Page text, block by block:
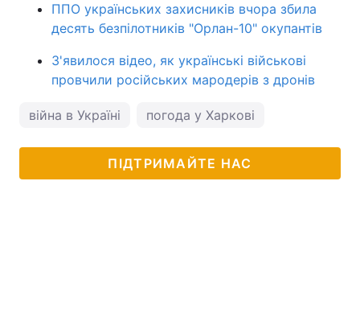
ППО українських захисників вчора збила
десять безпілотників "Орлан-10" окупантів
З'явилося відео, як українські військові
провчили російських мародерів з дронів
війна в Україні погода у Харкові
ПІДТРИМАЙТЕ НАС